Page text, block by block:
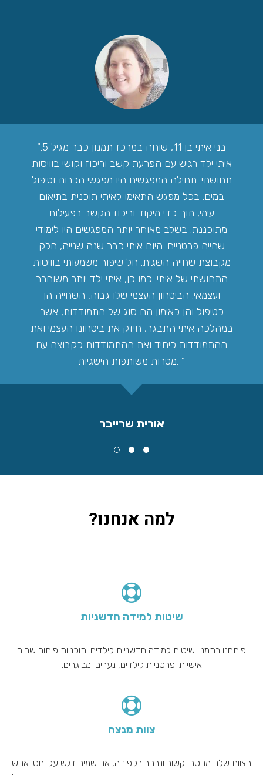
איתי ילד רגיש עם הפרעת קשב וריכוז וקושי בוויסות
תחושתי. תחילה המפגשים היו מפגשי הכרות וטיפול
במים. בכל מפגש התאימו לאיתי תוכנית בתיאום
עימי, תוך כדי מיקוד וריכוז הקשב בפעילות
מתוכננת. בשלב מאוחר יותר המפגשים היו לימודי
שחייה פרטניים. היום איתי כבר שנה שנייה, חלק
מקבוצת שחייה השגית. חל שיפור משמעותי בוויסות
התחושתי של איתי. כמו כן, איתי ילד יותר משוחרר
ועצמאי. הביטחון העצמי שלו גבוה, השחייה הן
כטיפול והן כאימון הם סוג של התמודדות, אשר
במהלכה איתי התבגר, חיזק את ביטחונו העצמי ואת
ההתמודדות כיחיד ואת ההתמודדות כקבוצה עם
אורית שרייבר
למה אנחנו?
שיטות למידה חדשניות
פיתחנו בתמנון שיטות למידה חדשניות לילדים ותוכניות פיתוח שחיה
אישיות ופרטניות לילדים, נערים ומבוגרים.
צוות מנצח
הצוות שלנו מנוסה וקשוב ונבחר בקפידה, אנו שמים דגש על יחסי אנוש